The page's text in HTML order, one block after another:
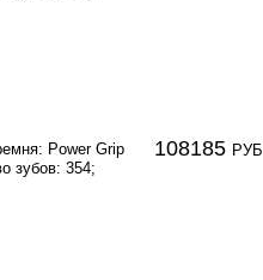
Power Grip
зубов: 354;
108185 РУБ